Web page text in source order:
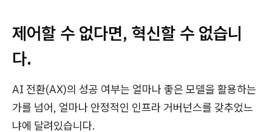
제어할 수 없다면, 혁신할 수 없습니
다.
AI 전환(AX)의 성공 여부는 얼마나 좋은 모델을 활용하는
가를 넘어, 얼마나 안정적인 인프라 거버넌스를 갖추었느
냐에 달려있습니다.